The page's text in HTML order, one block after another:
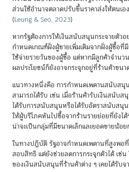
ส่วนใช้อำนาจตลาดปรับขึ้นราคาส่งให้ตนเอ
(Leung & Seo, 2023)
หากรัฐต้องการให้เงินสนับสนุนกระจายตัว
กำหนดเกณฑ์ฝั่งผู้ขายเพิ่มเติมจากฝั่งผู้ซื้อที่มี
ใช้จ่ายรายวันของผู้ซื้อ แต่หากมีลูกค้าจำนว
ผลประโยชน์ก็ยังอาจกระจุกอยู่ที่ร้านค้าขน
แนวทางหนึ่งคือ การกำหนดเพดานสนับสนุ
สามารถได้รับ เช่น เมื่อร้านค้ารับเงินสนับส
ได้รับการสนับสนุนหรือได้รับอัตราสนับสนุน
ให้ผู้บริโภคหันไปซื้อจากร้านรายย่อยที่ยังไ
น่าจะเป็นกลุ่มที่มีขนาดเล็กและยอดขายน้อย
ในทางปฏิบัติ รัฐอาจกำหนดเพดานที่สูงพอที่
สอบสิทธิ แต่ยังช่วยลดการกระจุกตัวได้ เช่น
ของเงินสนับสนุนที่ร้านค้าต่าง ๆ เคยได้รับ